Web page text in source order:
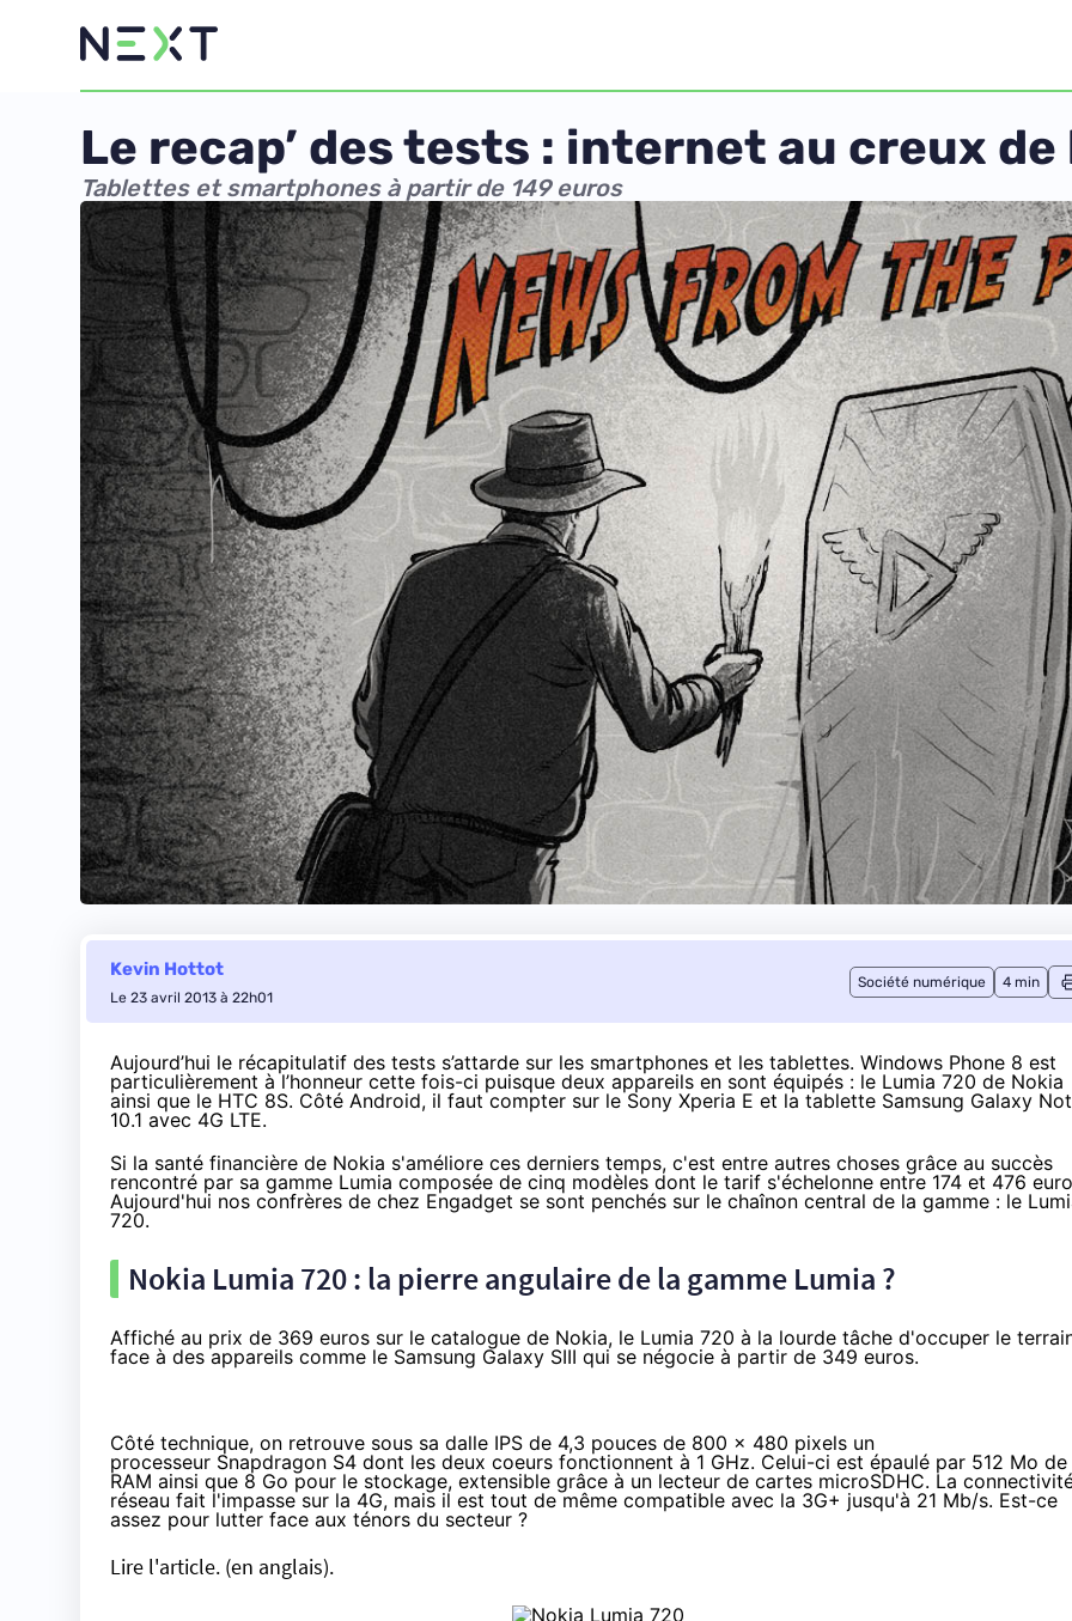
Le recap’ des tests : internet au creux de
Tablettes et smartphones à partir de 149 euros
Kevin Hottot
Le 23 avril 2013 à 22h01
Société numérique 4 min
Aujourd’hui le récapitulatif des tests s’attarde sur les smartphones et les tablettes. Windows Phone 8 est
particulièrement à l’honneur cette fois-ci puisque deux appareils en sont équipés : le Lumia 720 de Nokia
ainsi que le HTC 8S. Côté Android, il faut compter sur le Sony Xperia E et la tablette Samsung Galaxy
10.1 avec 4G LTE.
Si la santé financière de Nokia s'améliore ces derniers temps, c'est entre autres choses grâce au succès
rencontré par sa gamme Lumia composée de cinq modèles dont le tarif s'échelonne entre 174 et 476
Aujourd'hui nos confrères de chez Engadget se sont penchés sur le chaînon central de la gamme : le
720.
Nokia Lumia 720 : la pierre angulaire de la gamme Lumia ?
Affiché au prix de 369 euros sur le catalogue de Nokia, le Lumia 720 à la lourde tâche d'occuper le
face à des appareils comme le Samsung Galaxy SIII qui se négocie à partir de 349 euros.
Côté technique, on retrouve sous sa dalle IPS de 4,3 pouces de 800 x 480 pixels un
processeur Snapdragon S4 dont les deux coeurs fonctionnent à 1 GHz. Celui-ci est épaulé par 512 Mo de
RAM ainsi que 8 Go pour le stockage, extensible grâce à un lecteur de cartes microSDHC. La
réseau fait l'impasse sur la 4G, mais il est tout de même compatible avec la 3G+ jusqu'à 21 Mb/s. Est-ce
assez pour lutter face aux ténors du secteur ?
Lire l'article. (en anglais).